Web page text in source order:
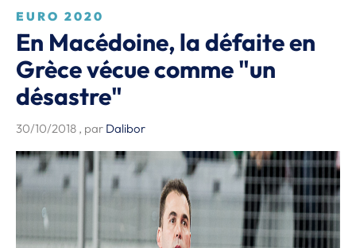
EURO 2020
En Macédoine, la défaite en
Grèce vécue comme "un
désastre"
30/10/2018 , par Dalibor